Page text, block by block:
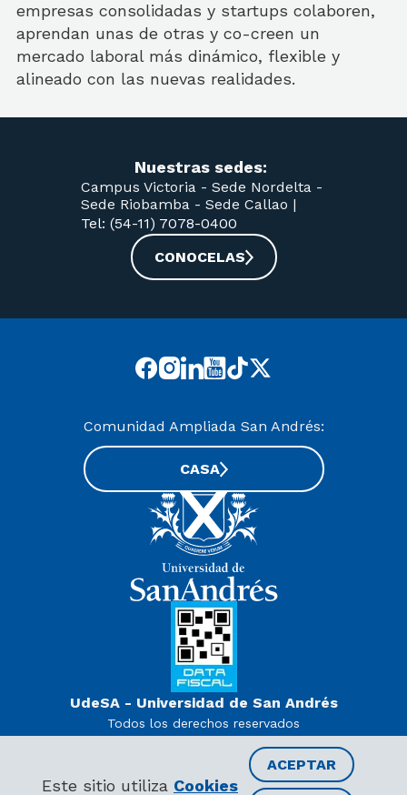
empresas consolidadas y startups colaboren,
aprendan unas de otras y co-creen un
mercado laboral más dinámico, flexible y
alineado con las nuevas realidades.
Este sitio utiliza Cookies
ACEPTAR
Nuestras sedes:
Campus Victoria - Sede Nordelta -
Sede Riobamba - Sede Callao |
Tel: (54-11) 7078-0400
CONOCELAS
UdeSA - Universidad de San Andrés
Todos los derechos reservados
Decreto PEN 978/07
Comunidad Ampliada San Andrés:
CASA